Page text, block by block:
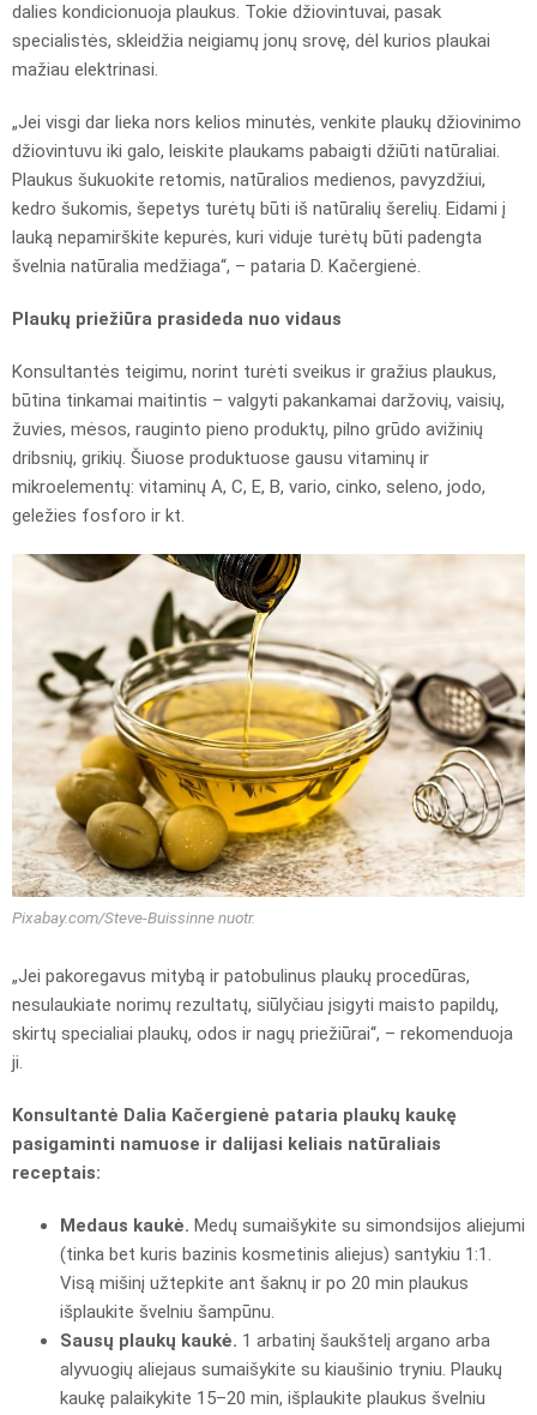
dalies kondicionuoja plaukus. Tokie džiovintuvai, pasak
specialistės, skleidžia neigiamų jonų srovę, dėl kurios plaukai
mažiau elektrinasi.
„Jei visgi dar lieka nors kelios minutės, venkite plaukų džiovinimo
džiovintuvu iki galo, leiskite plaukams pabaigti džiūti natūraliai.
Plaukus šukuokite retomis, natūralios medienos, pavyzdžiui,
kedro šukomis, šepetys turėtų būti iš natūralių šerelių. Eidami į
lauką nepamirškite kepurės, kuri viduje turėtų būti padengta
švelnia natūralia medžiaga“, – pataria D. Kačergienė.
Plaukų priežiūra prasideda nuo vidaus
Konsultantės teigimu, norint turėti sveikus ir gražius plaukus,
būtina tinkamai maitintis – valgyti pakankamai daržovių, vaisių,
žuvies, mėsos, rauginto pieno produktų, pilno grūdo avižinių
dribsnių, grikių. Šiuose produktuose gausu vitaminų ir
mikroelementų: vitaminų A, C, E, B, vario, cinko, seleno, jodo,
geležies fosforo ir kt.
Pixabay.com/Steve-Buissinne nuotr.
„Jei pakoregavus mitybą ir patobulinus plaukų procedūras,
nesulaukiate norimų rezultatų, siūlyčiau įsigyti maisto papildų,
skirtų specialiai plaukų, odos ir nagų priežiūrai“, – rekomenduoja
ji.
Konsultantė Dalia Kačergienė pataria plaukų kaukę
pasigaminti namuose ir dalijasi keliais natūraliais
receptais:
Medaus kaukė. Medų sumaišykite su simondsijos aliejumi
(tinka bet kuris bazinis kosmetinis aliejus) santykiu 1:1.
Visą mišinį užtepkite ant šaknų ir po 20 min plaukus
išplaukite švelniu šampūnu.
Sausų plaukų kaukė. 1 arbatinį šaukštelį argano arba
alyvuogių aliejaus sumaišykite su kiaušinio tryniu. Plaukų
kaukę palaikykite 15–20 min, išplaukite plaukus švelniu